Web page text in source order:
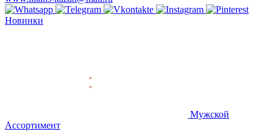
Новинки
Мужской
Ассортимент